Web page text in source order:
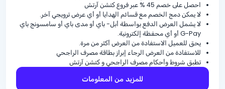
احصل على خصم % 45 عبر فروع كتشن آرتش
لا يمكن دمج الخصم مع قسائم الهدايا أو أي عرض ترويجي آخر.
لا يشمل العرض الدفع بواسطة أبل- باي أو مدى باي أو سامسونج باي
G-Pay أو أي محفظة إلكترونية.
يحق للعميل الاستفادة من العرض أكثر من مرة.
للاستفادة من العرض الرجاء إبراز بطاقة مصرف الراجحي
تطبق شروط وأحكام مصرف الراجحي و كتشن آرتش
للمزيد من المعلومات